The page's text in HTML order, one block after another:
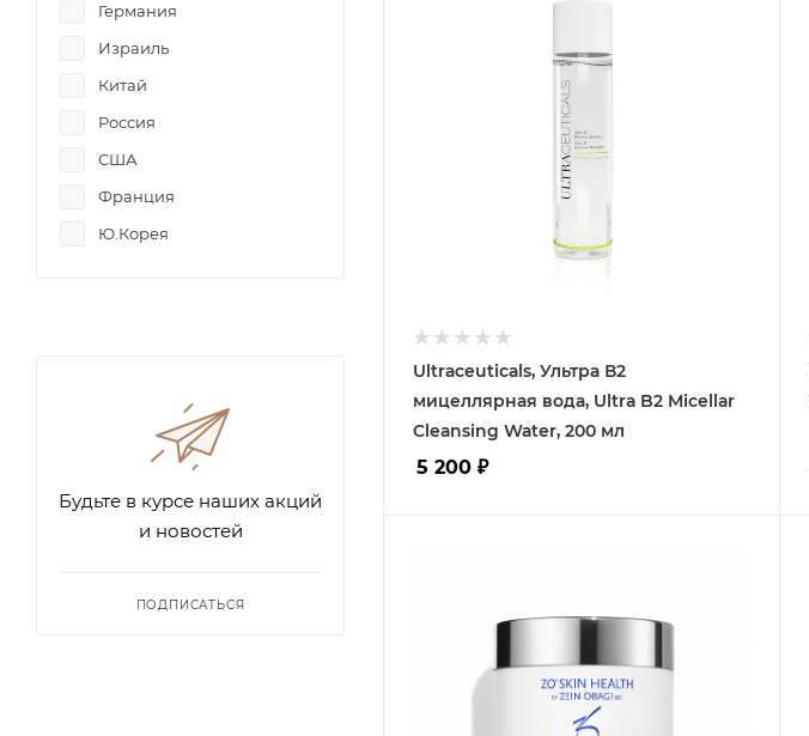
Ultraceuticals, Ультра В2
мицеллярная вода, Ultra B2 Micellar
Cleansing Water, 200 мл
5 200 ₽
Германия
Израиль
Китай
Россия
США
Франция
Ю.Корея
Будьте в курсе наших акций
и новостей
ПОДПИСАТЬСЯ